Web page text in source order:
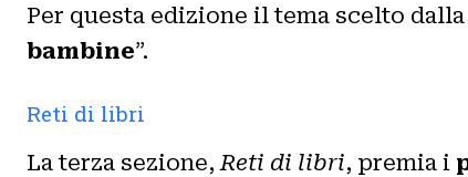
Per questa edizione il tema scelto dalla
bambine”.
Reti di libri
La terza sezione, Reti di libri, premia i